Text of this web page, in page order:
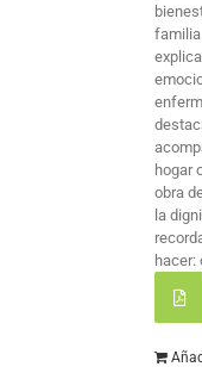
hogar
obra
la
hacer: